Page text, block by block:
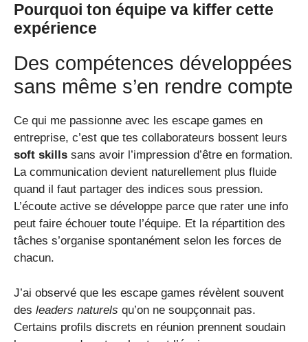
Pourquoi ton équipe va kiffer cette
expérience
Des compétences développées
sans même s’en rendre compte
Ce qui me passionne avec les escape games en
entreprise, c’est que tes collaborateurs bossent leurs
soft skills sans avoir l’impression d’être en formation.
La communication devient naturellement plus fluide
quand il faut partager des indices sous pression.
L’écoute active se développe parce que rater une info
peut faire échouer toute l’équipe. Et la répartition des
tâches s’organise spontanément selon les forces de
chacun.
J’ai observé que les escape games révèlent souvent
des leaders naturels qu’on ne soupçonnait pas.
Certains profils discrets en réunion prennent soudain